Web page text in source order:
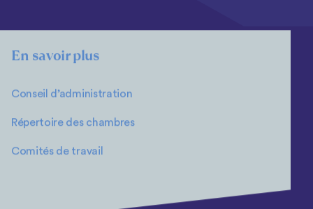
En savoir plus
Conseil d’administration
Répertoire des chambres
Comités de travail